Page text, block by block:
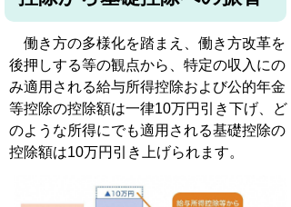
働き方の多様化を踏まえ、働き方改革を
後押しする等の観点から、特定の収入にの
み適用される給与所得控除および公的年金
等控除の控除額は一律10万円引き下げ、ど
のような所得にでも適用される基礎控除の
控除額は10万円引き上げられます。